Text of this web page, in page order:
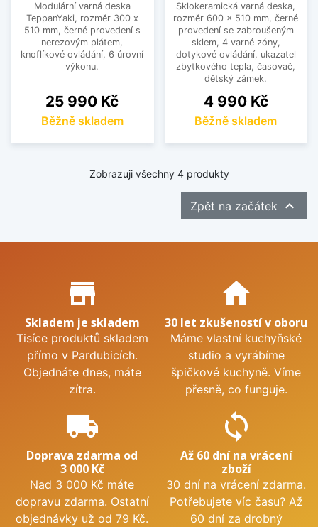
Modulární varná deska
TeppanYaki, rozměr 300 x
510 mm, černé provedení s
nerezovým plátem,
knoflíkové ovládání, 6 úrovní
výkonu.
Cena
25 990 Kč
Běžně skladem
Sklokeramická varná deska,
rozměr 600 x 510 mm, černé
provedení se zabroušeným
sklem, 4 varné zóny,
dotykové ovládání, ukazatel
zbytkového tepla, časovač,
dětský zámek.
Cena
4 990 Kč
Běžně skladem
Zobrazuji všechny 4 produkty
Zpět na začátek 
Proč nakupovat u nás?
store_mall_directory
Skladem je skladem
Tisíce produktů skladem
přímo v Pardubicích.
Objednáte dnes, máte
zítra.
home
30 let zkušeností v oboru
Máme vlastní kuchyňské
studio a vyrábíme
špičkové kuchyně. Víme
přesně, co funguje.
local_shipping
Doprava zdarma od
3 000 Kč
Nad 3 000 Kč máte
dopravu zdarma. Ostatní
objednávky už od 79 Kč.
sync
Až 60 dní na vrácení
zboží
30 dní na vrácení zdarma.
Potřebujete víc času? Až
60 dní za drobný